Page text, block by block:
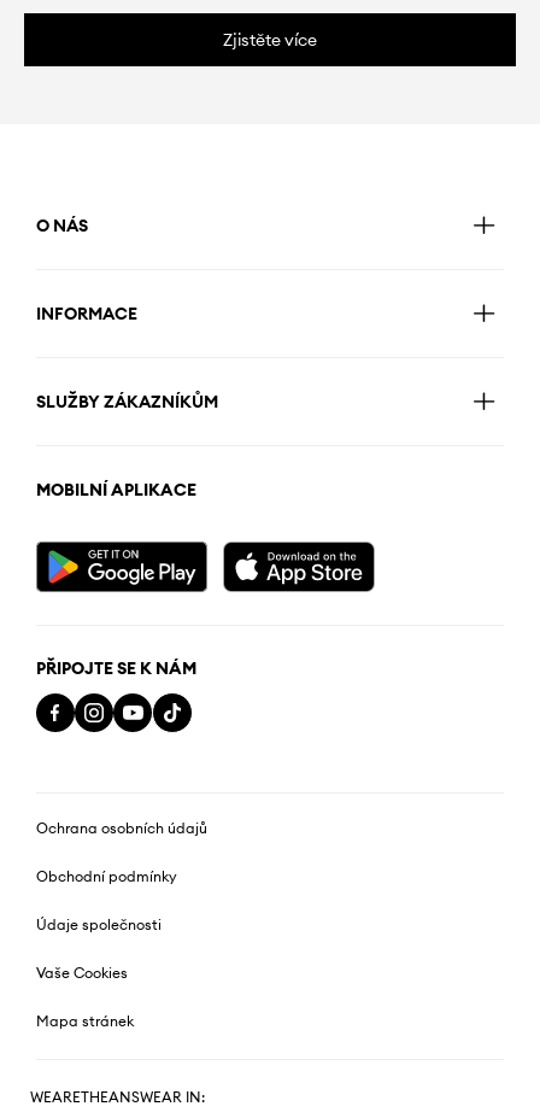
Zjistěte více
O NÁS
INFORMACE
SLUŽBY ZÁKAZNÍKŮM
MOBILNÍ APLIKACE
PŘIPOJTE SE K NÁM
Ochrana osobních údajů
Obchodní podmínky
Údaje společnosti
Vaše Cookies
Mapa stránek
WEARETHEANSWEAR IN: